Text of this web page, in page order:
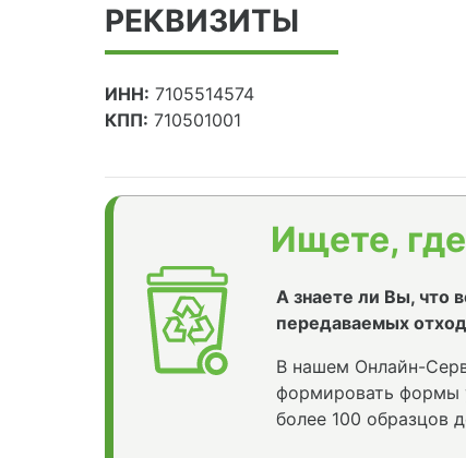
РЕКВИЗИТЫ
ИНН: 7105514574
КПП: 710501001
Ищете,
А знаете ли Вы, что
передаваемых
В нашем Онлайн-
формировать формы
более 100 образцов